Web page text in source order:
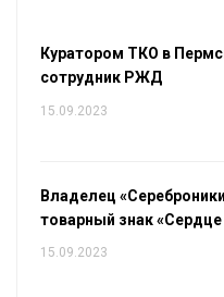
Куратором ТКО в
сотрудник РЖД
15.09.2023
Владелец
товарный знак
15.09.2023